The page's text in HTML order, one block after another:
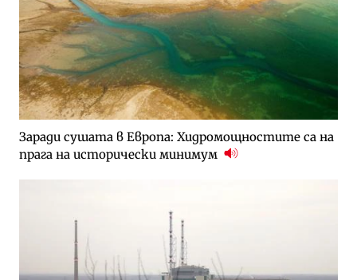
Заради сушата в Европа: Хидромощностите са на
прага на исторически минимум